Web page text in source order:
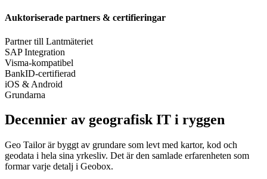
Auktoriserade partners & certifieringar
Partner till Lantmäteriet
SAP Integration
Visma-kompatibel
BankID-certifierad
iOS & Android
Grundarna
Decennier av geografisk IT i ryggen
Geo Tailor är byggt av grundare som levt med kartor, kod och
geodata i hela sina yrkesliv. Det är den samlade erfarenheten som
formar varje detalj i Geobox.